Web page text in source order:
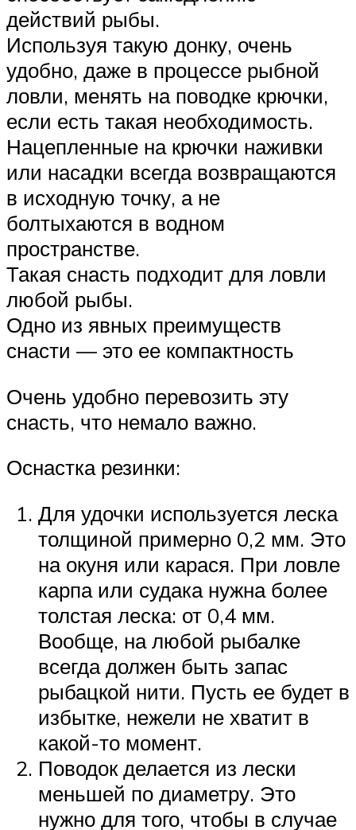
действий рыбы.
Используя такую донку, очень
удобно, даже в процессе рыбной
ловли, менять на поводке крючки,
если есть такая необходимость.
Нацепленные на крючки наживки
или насадки всегда возвращаются
в исходную точку, а не
болтыхаются в водном
пространстве.
Такая снасть подходит для ловли
любой рыбы.
Одно из явных преимуществ
снасти — это ее компактность
Очень удобно перевозить эту
снасть, что немало важно.
Оснастка резинки:
Для удочки используется леска
толщиной примерно 0,2 мм. Это
на окуня или карася. При ловле
карпа или судака нужна более
толстая леска: от 0,4 мм.
Вообще, на любой рыбалке
всегда должен быть запас
рыбацкой нити. Пусть ее будет в
избытке, нежели не хватит в
какой-то момент.
Поводок делается из лески
меньшей по диаметру. Это
нужно для того, чтобы в случае